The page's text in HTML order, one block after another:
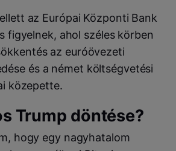
az Európai Központi Bank
figyelnek, ahol széles körben
az euróövezeti
és a német költségvetési
közepette.
Trump döntése?
hogy egy nagyhatalom